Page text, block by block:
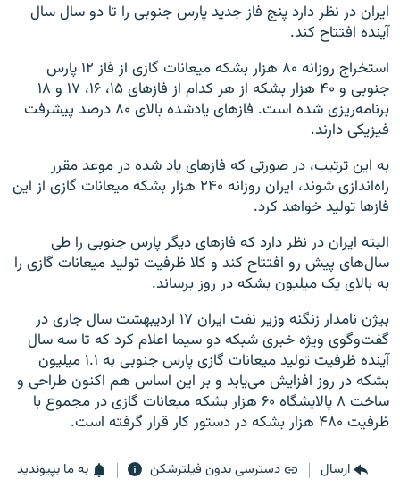
ایران در نظر دارد پنج فاز جدید پارس جنوبی را تا دو سال سال
آینده افتتاح کند.
استخراج روزانه ۸۰ هزار بشکه میعانات گازی از فاز ۱۲ پارس
جنوبی و ۴۰ هزار بشکه از هر کدام از فازهای ۱۵، ۱۶، ۱۷ و ۱۸
برنامه‌ریزی شده است. فازهای یادشده بالای ۸۰ درصد پیشرفت
فیزیکی دارند.
به این ترتیب، در صورتی که فازهای یاد شده در موعد مقرر
راه‌اندازی شوند، ایران روزانه ۲۴۰ هزار بشکه میعانات گازی از این
فازها تولید خواهد کرد.
البته ایران در نظر دارد که فازهای دیگر پارس جنوبی را طی
سال‌های پیش رو افتتاح کند و کلا ظرفیت تولید میعانات گازی را
به بالای یک میلیون بشکه در روز برساند.
بیژن نامدار زنگنه وزیر نفت ایران ۱۷ اردیبهشت سال جاری در
گفت‌وگوی ویژه خبری شبکه دو سیما اعلام کرد که تا سه سال
آینده ظرفیت تولید میعانات گازی پارس جنوبی به ۱.۱ میلیون
بشکه در روز افزایش می‌یابد و بر این اساس هم اکنون طراحی و
ساخت ۸ پالایشگاه ۶۰ هزار بشکه میعانات گازی در مجموع با
ظرفیت ۴۸۰ هزار بشکه در دستور کار قرار گرفته است.
ارسال دسترسی بدون فیلترشکن به ما بپیوندید